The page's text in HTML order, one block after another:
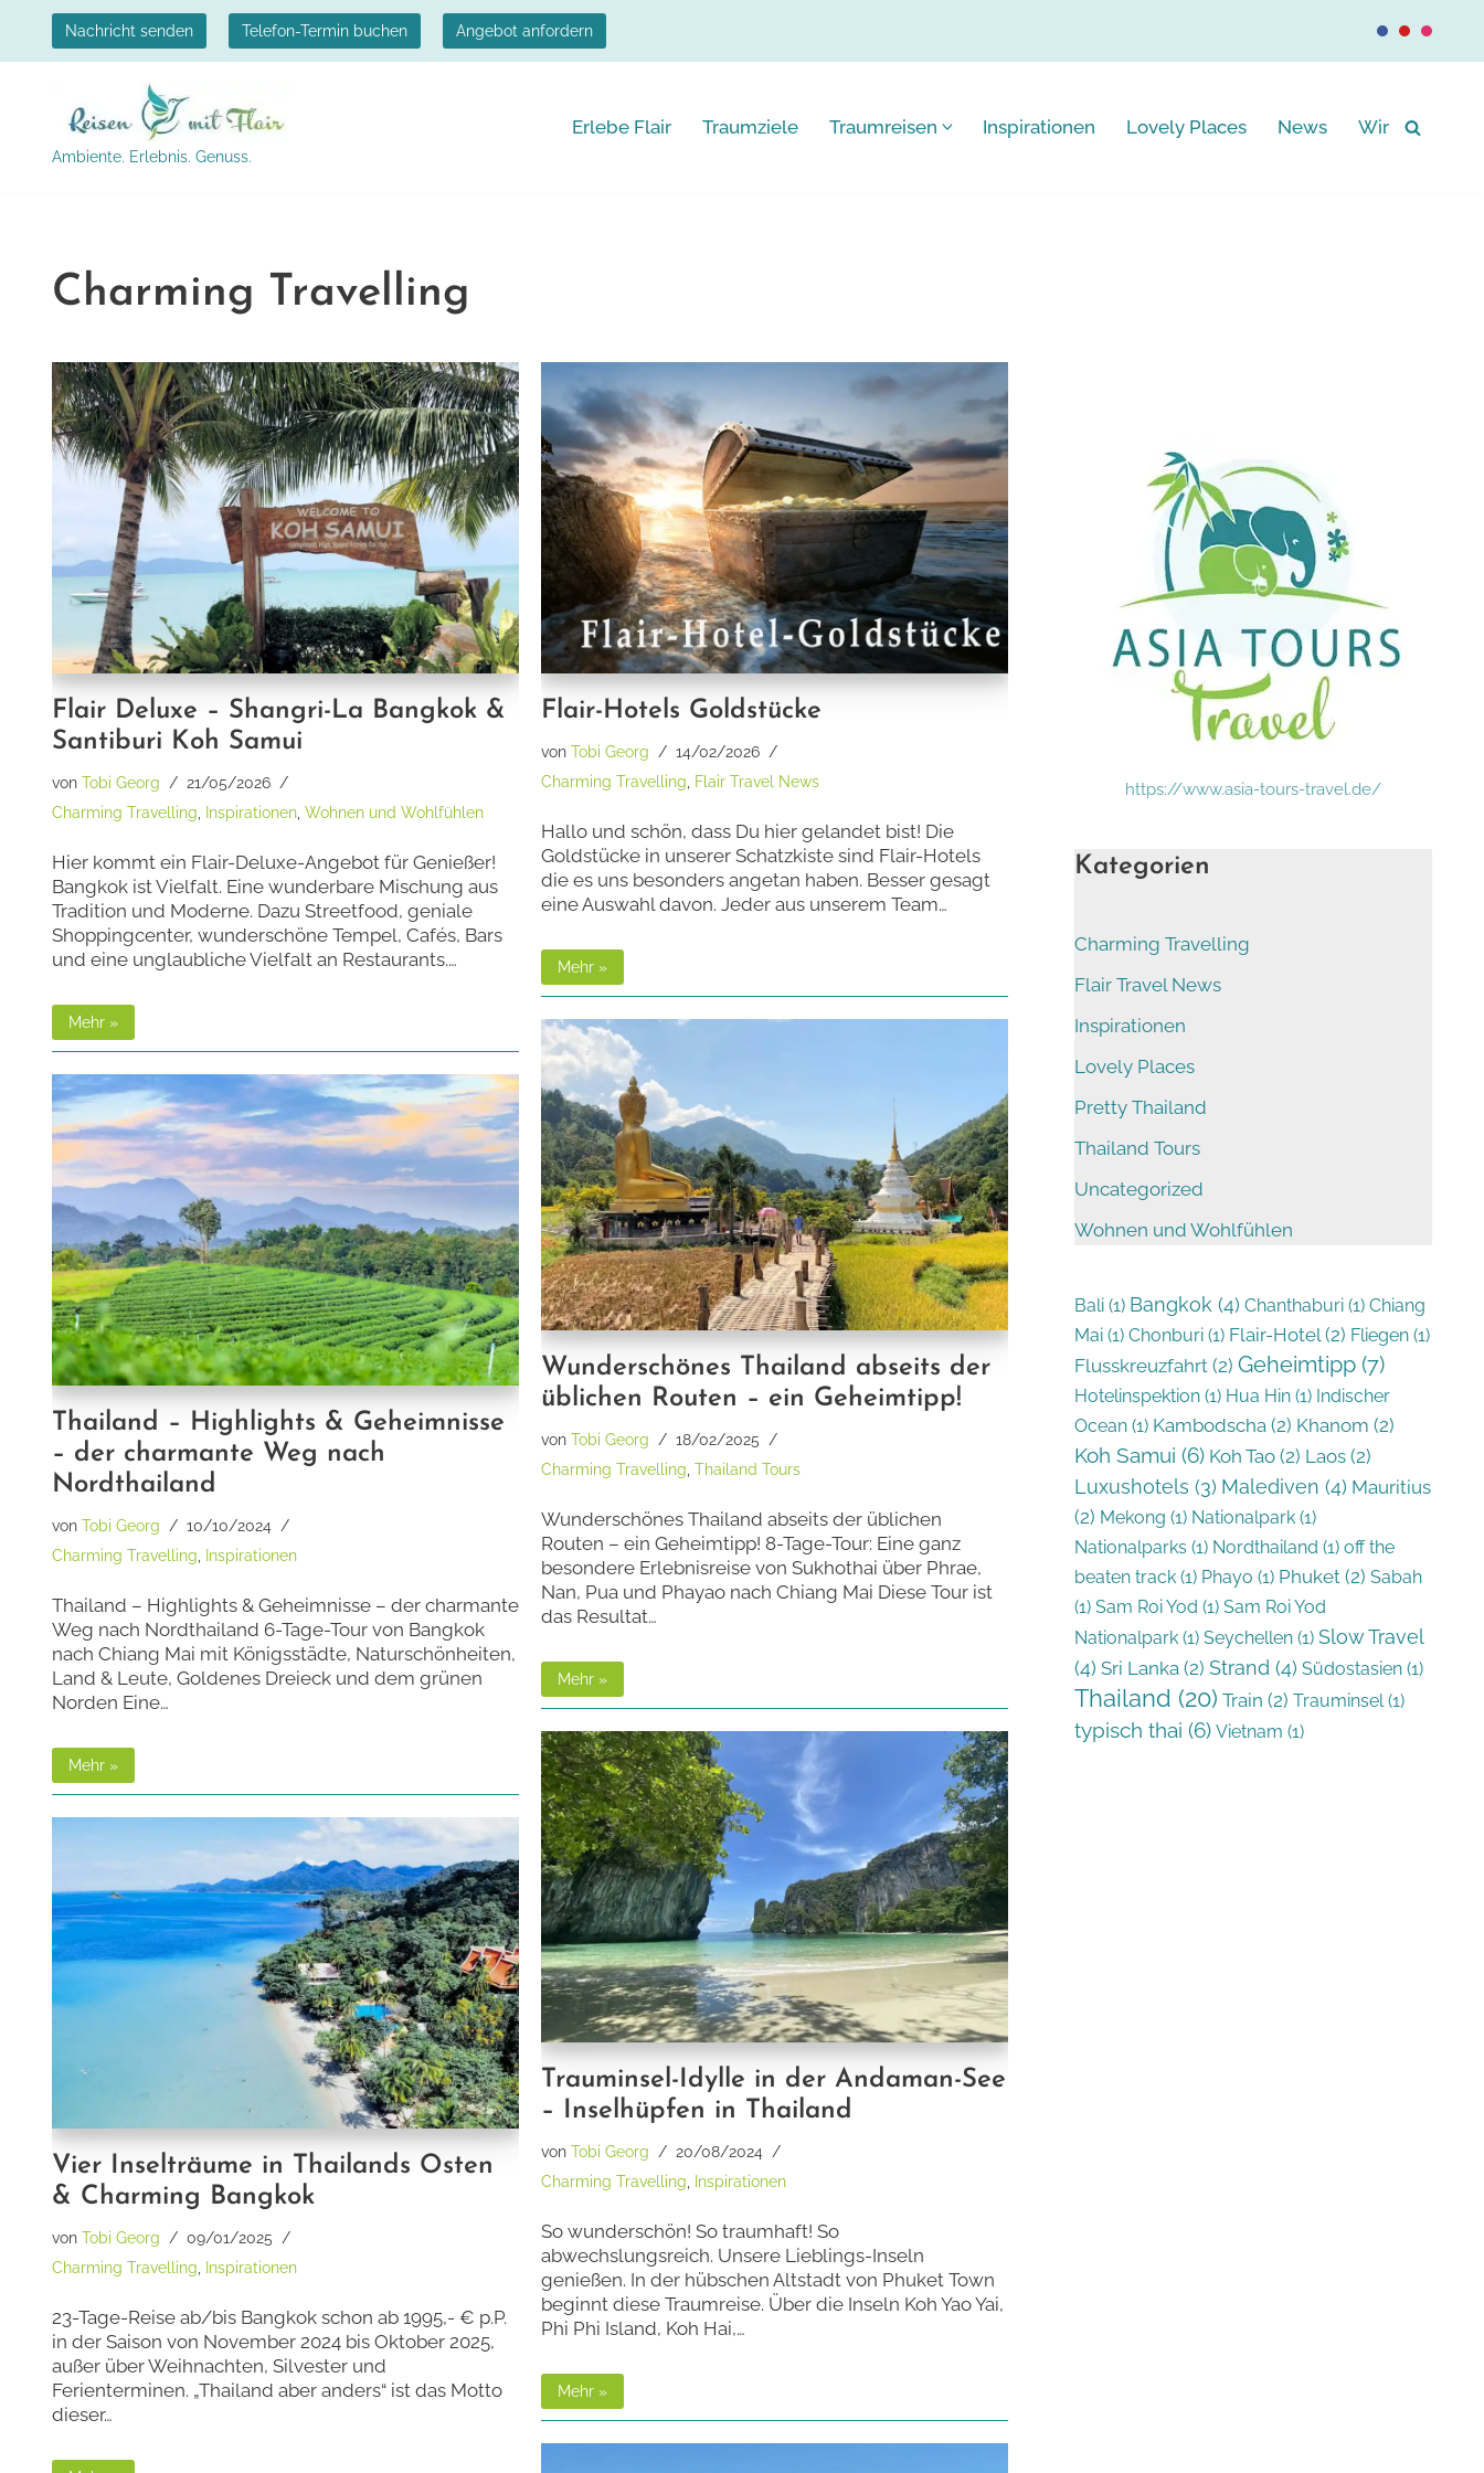
Zum
springen
Nachricht senden Telefon-Termin buchen Angebot anfordern
Ambiente. Erlebnis. Genuss.
Erlebe Flair Traumziele Traumreisen Inspirationen Lovely Places News Wir
Charming Travelling
Flair Deluxe – Shangri-La Bangkok &
Santiburi Koh Samui
von Tobi Georg
21/05/2026
Charming Travelling
Inspirationen Wohnen und Wohlfühlen
Hier kommt ein Flair-Deluxe-Angebot für Genießer!
Bangkok ist Vielfalt. Eine wunderbare Mischung aus
Tradition und Moderne. Dazu Streetfood, geniale
Shoppingcenter, wunderschöne Tempel, Cafés, Bars
und eine unglaubliche Vielfalt an Restaurants.…
Mehr »
Flair-Hotels Goldstücke
von Tobi Georg
14/02/2026
Charming Travelling
Flair Travel News
Hallo und schön, dass Du hier gelandet bist! Die
Goldstücke in unserer Schatzkiste sind Flair-Hotels
die es uns besonders angetan haben. Besser gesagt
eine Auswahl davon. Jeder aus unserem Team…
Mehr »
Wunderschönes Thailand abseits der
üblichen Routen – ein Geheimtipp!
von Tobi Georg
18/02/2025
Charming Travelling Thailand Tours
Wunderschönes Thailand abseits der üblichen
Routen – ein Geheimtipp! 8-Tage-Tour: Eine ganz
besondere Erlebnisreise von Sukhothai über Phrae,
Nan, Pua und Phayao nach Chiang Mai Diese Tour ist
das Resultat…
Mehr »
Thailand – Highlights & Geheimnisse
– der charmante Weg nach
Nordthailand
von Tobi Georg
10/10/2024
Charming Travelling
Inspirationen
Thailand – Highlights & Geheimnisse – der charmante
Weg nach Nordthailand 6-Tage-Tour von Bangkok
nach Chiang Mai mit Königsstädte, Naturschönheiten,
Land & Leute, Goldenes Dreieck und dem grünen
Norden Eine…
Mehr »
Trauminsel-Idylle in der Andaman-See
– Inselhüpfen in Thailand
von Tobi Georg
20/08/2024
Charming Travelling
Inspirationen
So wunderschön! So traumhaft! So
abwechslungsreich. Unsere Lieblings-Inseln
genießen. In der hübschen Altstadt von Phuket Town
beginnt diese Traumreise. Über die Inseln Koh Yao Yai,
Phi Phi Island, Koh Hai,…
Mehr »
Vier Inselträume in Thailands Osten
& Charming Bangkok
von Tobi Georg
09/01/2025
Charming Travelling
Inspirationen
23-Tage-Reise ab/bis Bangkok schon ab 1995,- € p.P.
in der Saison von November 2024 bis Oktober 2025,
außer über Weihnachten, Silvester und
Ferienterminen. „Thailand aber anders“ ist das Motto
dieser…
https://www.asia-tours-travel.de/
Kategorien
Charming Travelling
Flair Travel News
Inspirationen
Lovely Places
Pretty Thailand
Thailand Tours
Uncategorized
Wohnen und Wohlfühlen
Bali (1) Bangkok (4) Chanthaburi (1) Chiang
Mai (1) Chonburi (1) Flair-Hotel(2) Fliegen (1)
Flusskreuzfahrt (2) Geheimtipp (7)
Hotelinspektion (1) Hua Hin (1) Indischer
Ocean (1) Kambodscha (2) Khanom (2)
Koh Samui (6) Koh Tao (2) Laos (2)
Luxushotels (3) Malediven (4) Mauritius
(2) Mekong (1) Nationalpark (1)
Nationalparks (1) Nordthailand (1) off the
beaten track (1) Phayo (1) Phuket (2) Sabah
(1) Sam Roi Yod (1) Sam Roi Yod
Nationalpark (1) Seychellen (1) Slow Travel
(4) Sri Lanka (2) Strand (4) Südostasien (1)
Thailand (20) Train (2) Trauminsel(1)
typisch thai (6) Vietnam (1)